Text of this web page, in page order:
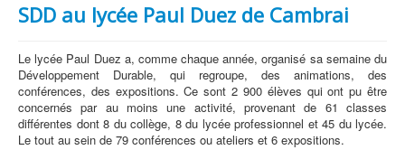
SDD au lycée Paul Duez de Cambrai
Le lycée Paul Duez a, comme chaque année, organisé sa semaine du
Développement Durable, qui regroupe, des animations, des
conférences, des expositions. Ce sont 2 900 élèves qui ont pu être
concernés par au moins une activité, provenant de 61 classes
différentes dont 8 du collège, 8 du lycée professionnel et 45 du lycée.
Le tout au sein de 79 conférences ou ateliers et 6 expositions.